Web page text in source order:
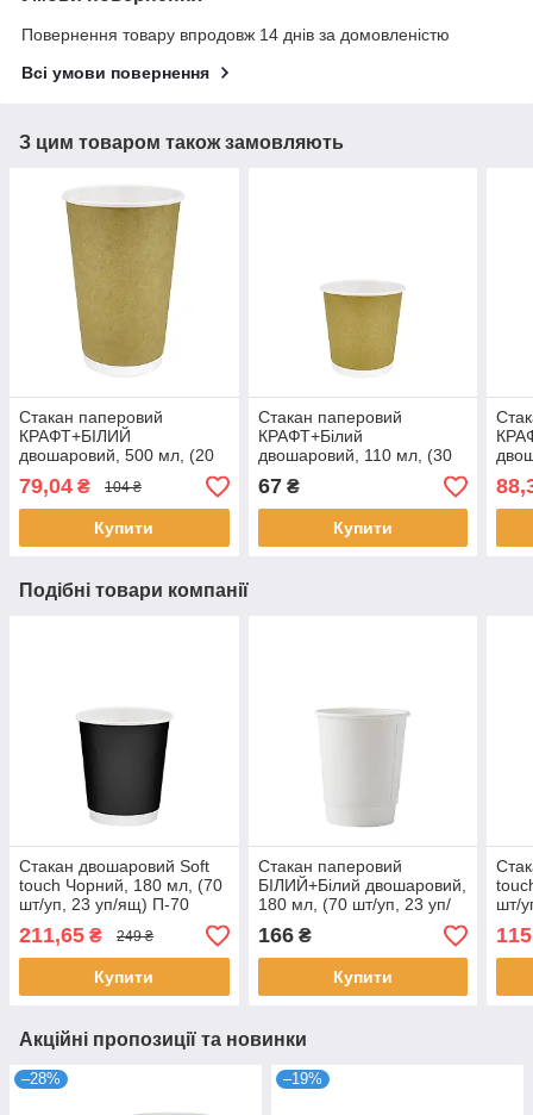
Повернення товару впродовж 14 днів за домовленістю
Всі умови повернення
З цим товаром також замовляють
Стакан паперовий
КРАФТ+БІЛИЙ
двошаровий, 500 мл, (20
шт/уп, 24 уп/ящ), П-90
79,04 ₴ 104 ₴
Купити
Стакан паперовий
КРАФТ+Білий
двошаровий, 110 мл, (30
шт/уп, 54 уп/ящ)
67₴
Купити
шт/
Подібні товари компанії
Стакан двошаровий Soft
touch Чорний, 180 мл, (70
шт/уп, 23 уп/ящ) П-70
211,65 ₴ 249 ₴
Купити
Стакан паперовий
БІЛИЙ+Білий двошаровий,
180 мл, (70 шт/уп, 23 уп/
166₴
Купити
шт/
Акційні пропозиції та новинки
–28% –19%